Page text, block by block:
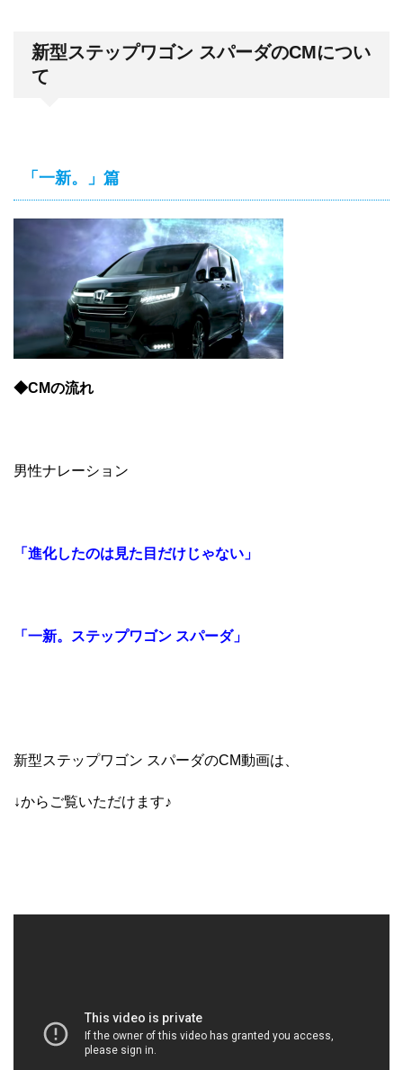
新型ステップワゴン スパーダのCMについ
て
「一新。」篇
◆CMの流れ
男性ナレーション
「進化したのは見た目だけじゃない」
「一新。ステップワゴン スパーダ」
新型ステップワゴン スパーダのCM動画は、
↓からご覧いただけます♪